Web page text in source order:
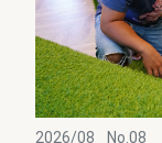
2026/08 No.08